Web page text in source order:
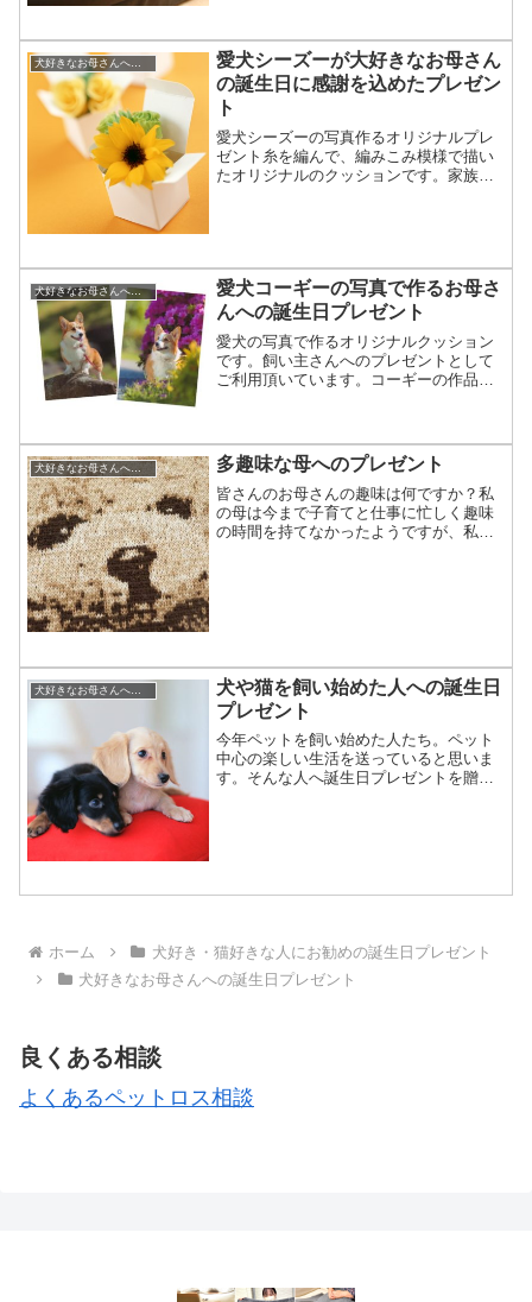
犬好きなお母さんへの誕生日プレゼント
愛犬シーズーが大好きなお母さん
の誕生日に感謝を込めたプレゼン
ト
愛犬シーズーの写真作るオリジナルプレ
ゼント糸を編んで、編みこみ模様で描い
たオリジナルのクッションです。家族や
犬好きなお母さんへの誕生日プレゼント
愛犬コーギーの写真で作るお母さ
んへの誕生日プレゼント
愛犬の写真で作るオリジナルクッション
です。飼い主さんへのプレゼントとして
ご利用頂いています。コーギーの作品紹
とがあるのですが、またお...
多趣味な母へのプレゼント
皆さんのお母さんの趣味は何ですか？私
の母は今まで子育てと仕事に忙しく趣味
の時間を持てなかったようですが、私た
犬好きなお母さんへの誕生日プレゼント
犬や猫を飼い始めた人への誕生日
プレゼント
今年ペットを飼い始めた人たち。ペット
中心の楽しい生活を送っていると思いま
す。そんな人へ誕生日プレゼントを贈る
ホーム
犬好き・猫好きな人にお勧めの誕生日プレゼント
犬好きなお母さんへの誕生日プレゼント
良くある相談
よくあるペットロス相談